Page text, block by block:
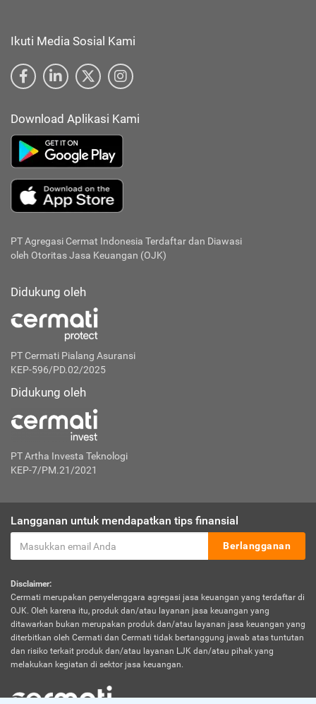
Ikuti Media Sosial Kami
Download Aplikasi Kami
PT Agregasi Cermat Indonesia Terdaftar dan Diawasi
oleh Otoritas Jasa Keuangan (OJK)
Didukung oleh
PT Cermati Pialang Asuransi
KEP-596/PD.02/2025
Didukung oleh
PT Artha Investa Teknologi
KEP-7/PM.21/2021
Langganan untuk mendapatkan tips finansial
Berlangganan
Disclaimer:
Cermati merupakan penyelenggara agregasi jasa keuangan yang terdaftar di
OJK. Oleh karena itu, produk dan/atau layanan jasa keuangan yang
ditawarkan bukan merupakan produk dan/atau layanan jasa keuangan yang
diterbitkan oleh Cermati dan Cermati tidak bertanggung jawab atas tuntutan
dan risiko terkait produk dan/atau layanan LJK dan/atau pihak yang
melakukan kegiatan di sektor jasa keuangan.